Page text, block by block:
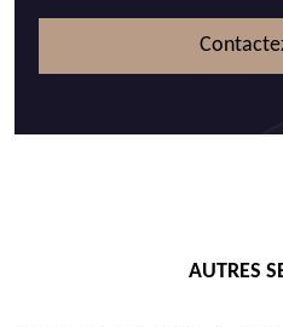
AUTRES